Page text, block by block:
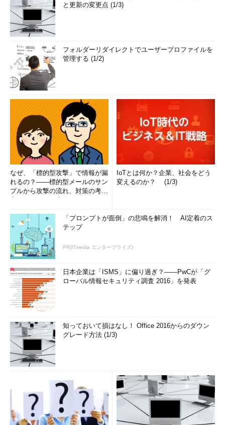
と更新の変更点 (1/3)
フォルダーリダイレクトでユーザープロファイルを
管理する (1/2)
なぜ、「標的型攻撃」で情報が漏
れるの？――標的型メールのサン
プルから攻撃の流れ、対策の考え
IoTとは何か？企業、社会をどう
変えるのか？ (1/3)
「プロンプトが面倒」の悲鳴を解消！ AI定着のス
テップ
PR(ITmedia エンタープライズ)
日本企業は「ISMS」に偏り過ぎ？――PwCが「グ
ローバル情報セキュリティ調査 2016」を発表
知っておいて損はなし！ Office 2016からのダウン
グレード方法 (1/3)